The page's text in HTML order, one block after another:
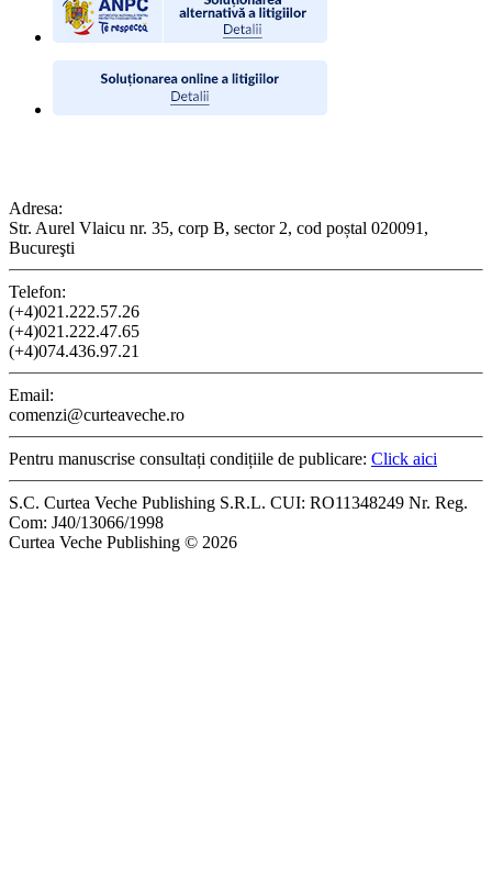
Adresa:
Str. Aurel Vlaicu nr. 35, corp B, sector 2, cod poștal 020091,
Bucureşti
Telefon:
(+4)021.222.57.26
(+4)021.222.47.65
(+4)074.436.97.21
Email:
comenzi@curteaveche.ro
Pentru manuscrise consultați condițiile de publicare: Click aici
S.C. Curtea Veche Publishing S.R.L. CUI: RO11348249 Nr. Reg.
Com: J40/13066/1998
Curtea Veche Publishing © 2026